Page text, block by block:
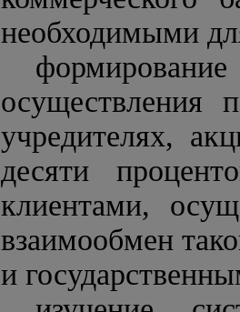
необходимыми
осуществления
учредителях,
десяти
клиентами,
взаимообмен
и